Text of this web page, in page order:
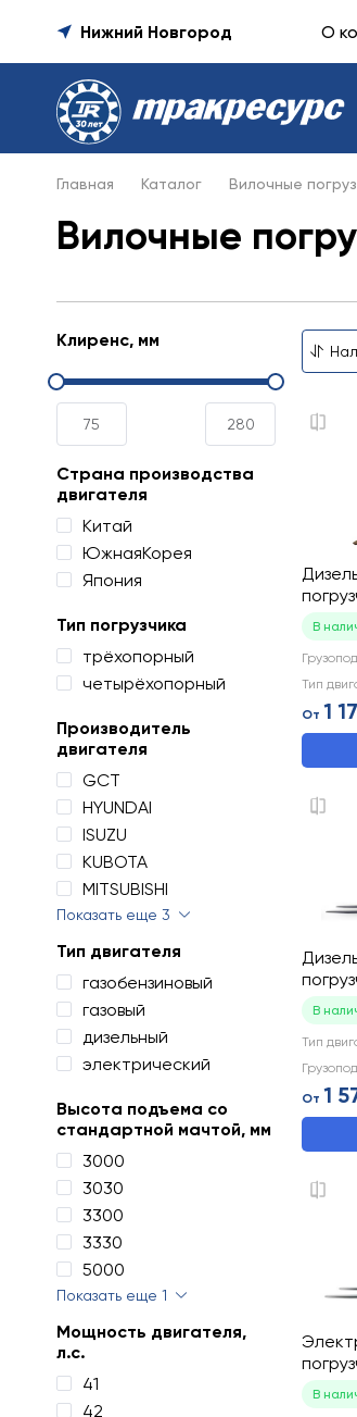
Нижний Новгород О
Главная Каталог Вилочные
Вилочные
Клиренс, мм
Страна производства
двигателя
Китай
ЮжнаяКорея
Япония
Тип погрузчика
трёхопорный
четырёхопорный
Производитель
двигателя
GCT
HYUNDAI
ISUZU
KUBOTA
MITSUBISHI
Показать еще 3
Тип двигателя
газобензиновый
газовый
дизельный
электрический
Высота подъема со
стандартной мачтой, мм
3000
3030
3300
3330
5000
Показать еще 1
Мощность двигателя,
л.с.
41
42
В
Тип
От 1
В
Тип
От 1
В